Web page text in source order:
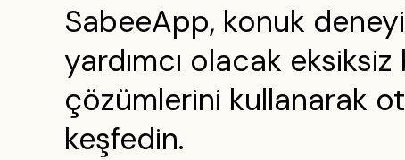
SabeeApp, konuk
yardımcı olacak
çözümlerini kullanarak
keşfedin.